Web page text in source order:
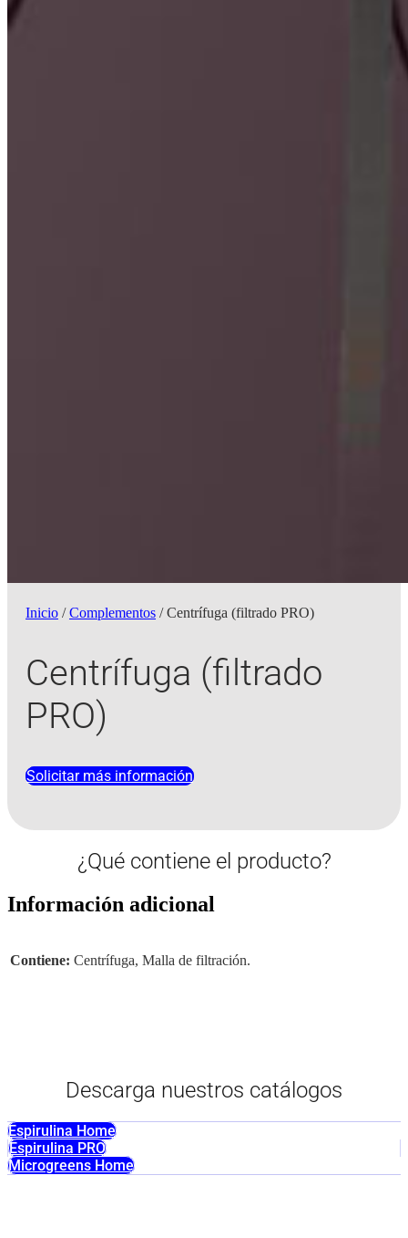
Inicio /Complementos / Centrífuga (filtrado PRO)
Centrífuga (filtrado
PRO)
Solicitar más información
¿Qué contiene el producto?
Información adicional
Contiene: Centrífuga, Malla de filtración.
Descarga nuestros catálogos
Espirulina Home
Espirulina PRO
Microgreens Home